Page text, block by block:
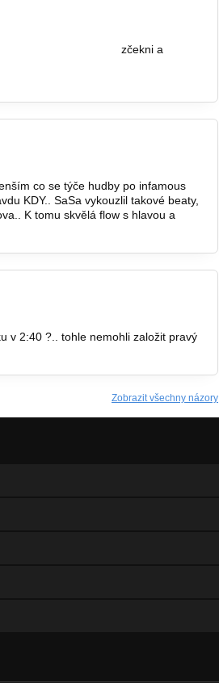
zčekni a
co se týče hudby po infamous
KDY.. SaSa vykouzlil takové beaty,
K tomu skvělá flow s hlavou a
v 2:40 ?.. tohle nemohli založit pravý
Zobrazit všechny názory